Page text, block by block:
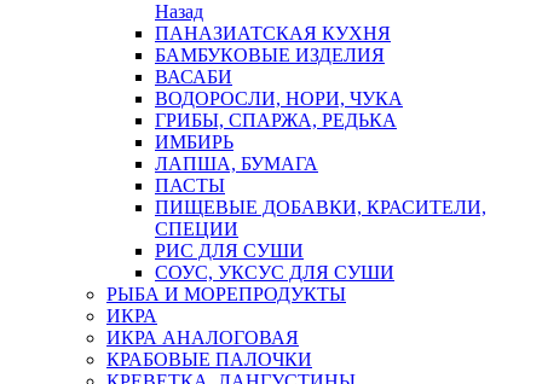
Назад
ПАНАЗИАТСКАЯ КУХНЯ
БАМБУКОВЫЕ ИЗДЕЛИЯ
ВАСАБИ
ВОДОРОСЛИ, НОРИ, ЧУКА
ГРИБЫ, СПАРЖА, РЕДЬКА
ИМБИРЬ
ЛАПША, БУМАГА
ПАСТЫ
ПИЩЕВЫЕ ДОБАВКИ, КРАСИТЕЛИ,
СПЕЦИИ
РИС ДЛЯ СУШИ
СОУС, УКСУС ДЛЯ СУШИ
РЫБА И МОРЕПРОДУКТЫ
ИКРА
ИКРА АНАЛОГОВАЯ
КРАБОВЫЕ ПАЛОЧКИ